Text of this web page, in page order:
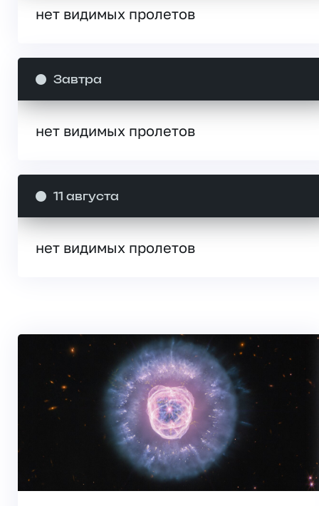
нет видимых пролетов
Завтра
нет видимых пролетов
11 августа
нет видимых пролетов